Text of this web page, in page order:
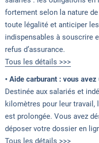
fortement selon la nature
toute légalité et anticiper
indispensables à souscrire
refus d’assurance.
Tous les détails >>>
• Aide carburant : vous
Destinée aux salariés et
kilomètres pour leur travail,
est prolongée. Vous avez
déposer votre dossier en
Tous les détails >>>